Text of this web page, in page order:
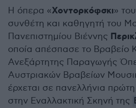
Η όπερα «Χοντορκόφσκι»
συνθέτη και καθηγητή του
Πανεπιστημίου Βιέννης
οποία απέσπασε το Βραβείο
Ανεξάρτητης Παραγωγής
Αυστριακών Βραβείων
έρχεται σε πανελλήνια
στην Εναλλακτική Σκηνή της